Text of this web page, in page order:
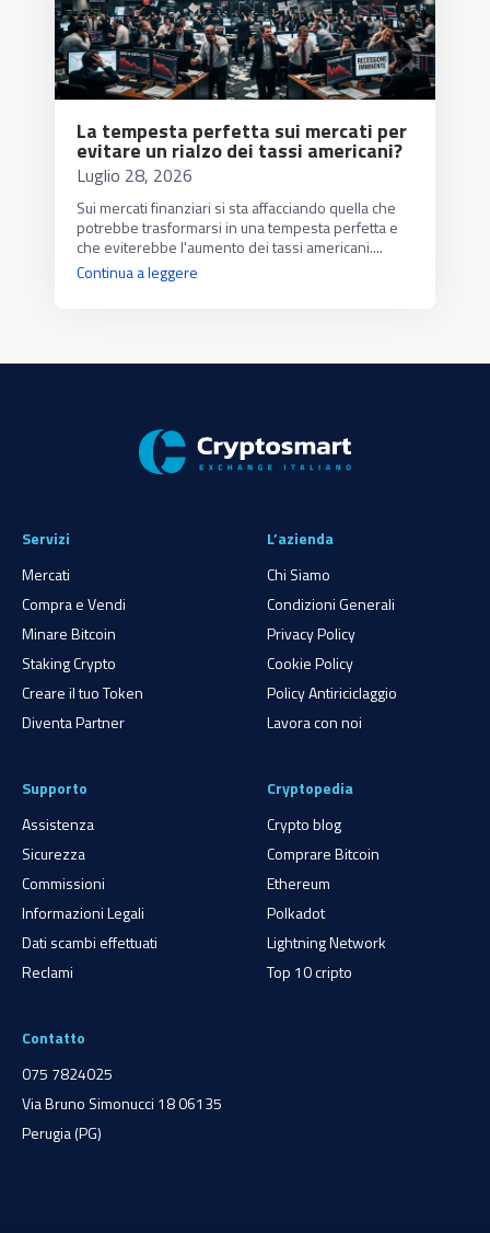
La tempesta perfetta sui mercati per
evitare un rialzo dei tassi americani?
Luglio 28, 2026
Sui mercati finanziari si sta affacciando quella che
potrebbe trasformarsi in una tempesta perfetta e
che eviterebbe l'aumento dei tassi americani....
Continua a leggere
Servizi
Mercati
Compra e Vendi
Minare Bitcoin
Staking Crypto
Creare il tuo Token
Diventa Partner
L’azienda
Chi Siamo
Condizioni Generali
Privacy Policy
Cookie Policy
Policy Antiriciclaggio
Lavora con noi
Supporto
Assistenza
Sicurezza
Commissioni
Informazioni Legali
Dati scambi effettuati
Reclami
Cryptopedia
Crypto blog
Comprare Bitcoin
Ethereum
Polkadot
Lightning Network
Top 10 cripto
Contatto
075 7824025
Via Bruno Simonucci 18 06135
Perugia (PG)